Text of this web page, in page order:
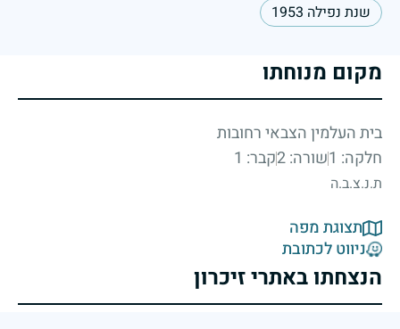
שנת נפילה 1953
מקום מנוחתו
בית העלמין הצבאי רחובות
חלקה: 1
שורה: 2 קבר: 1
ת.נ.צ.ב.ה
תצוגת מפה
ניווט לכתובת
הנצחתו באתרי זיכרון